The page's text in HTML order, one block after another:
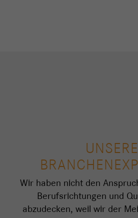
UNSERE
Wir haben nicht den
Berufsrichtungen und
abzudecken, weil wir der